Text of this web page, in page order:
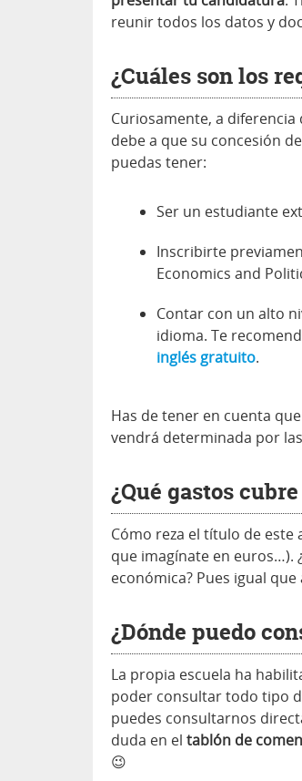
reunir todos los datos y
¿Cuáles son los
Curiosamente, a
debe a que su concesión
puedas tener:
Ser un estudiante
Inscribirte
Economics and
Contar con un alto
idioma. Te
inglés gratuito.
Has de tener en cuenta
vendrá determinada por
¿Qué gastos
Cómo reza el título de este
que imagínate en euros…).
económica? Pues igual
¿Dónde puedo
La propia escuela ha
poder consultar todo tipo
puedes consultarnos
duda en el tablón de
😉